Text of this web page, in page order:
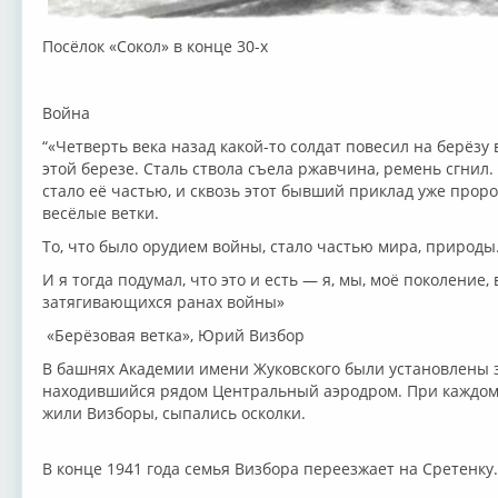
Посёлок «Сокол» в конце 30-х
Война
“«Четверть века назад какой-то солдат повесил на
этой березе. Сталь ствола съела ржавчина, ремень
стало её частью, и сквозь этот бывший приклад уже
весёлые ветки.
То, что было орудием войны, стало частью мира,
И я тогда подумал, что это и есть — я, мы, моё
затягивающихся ранах войны»
«Берёзовая ветка», Юрий Визбор
В башнях Академии имени Жуковского были
находившийся рядом Центральный аэродром. При
жили Визборы, сыпались осколки.
В конце 1941 года семья Визбора переезжает на